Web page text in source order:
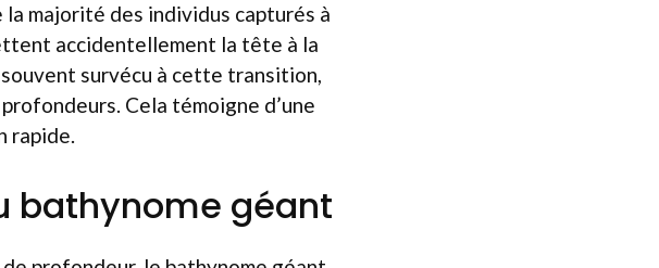
majorité des individus capturés à
accidentellement la tête à la
survécu à cette transition,
Cela témoigne d’une
rapide.
bathynome géant